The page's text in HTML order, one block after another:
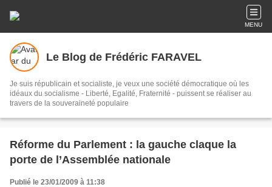
MENU
Le Blog de Frédéric FARAVEL
Je suis républicain et socialiste, je veux une société démocratique où les
idéaux du socialisme - Liberté, Egalité, Fraternité - puissent se réaliser au
travers de la souveraineté populaire
Réforme du Parlement : la gauche claque la
porte de l’Assemblée nationale
Publié le 23/01/2009 à 11:38